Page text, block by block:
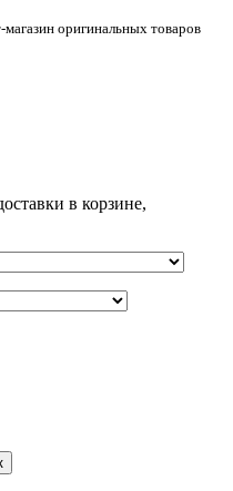
магазин оригинальных товаров
в корзине,